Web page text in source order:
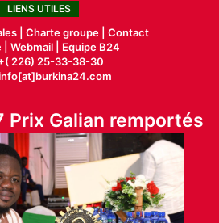
LIENS UTILES
| Charte groupe | Contact
| Webmail |
Equipe B24
226) 25-33-38-30
Prix Galian remportés